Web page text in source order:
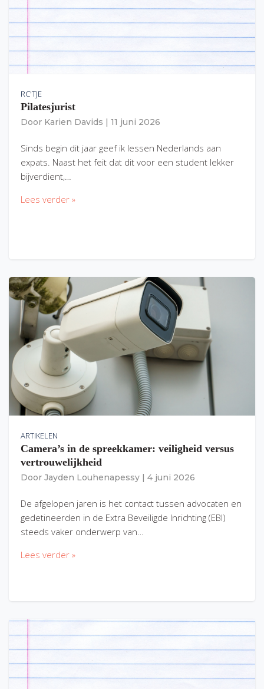
RC'TJE
Pilatesjurist
Door Karien Davids 11 juni 2026
Sinds begin dit jaar geef ik lessen Nederlands aan
expats. Naast het feit dat dit voor een student lekker
bijverdient,…
Lees verder »
ARTIKELEN
Camera’s in de spreekkamer: veiligheid versus
vertrouwelijkheid
Door Jayden Louhenapessy 4 juni 2026
De afgelopen jaren is het contact tussen advocaten en
gedetineerden in de Extra Beveiligde Inrichting (EBI)
steeds vaker onderwerp van…
Lees verder »